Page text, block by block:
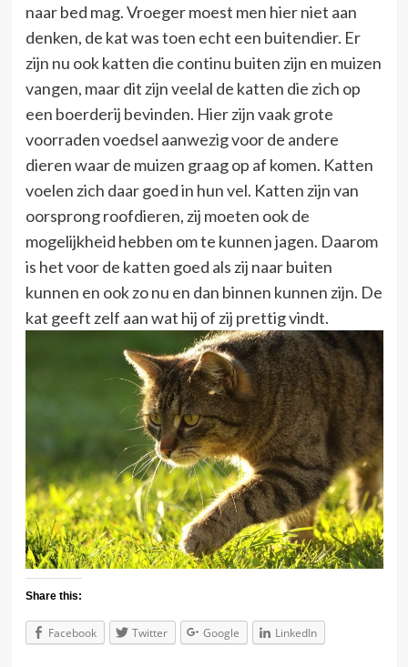
naar bed mag. Vroeger moest men hier niet aan
denken, de kat was toen echt een buitendier. Er
zijn nu ook katten die continu buiten zijn en muizen
vangen, maar dit zijn veelal de katten die zich op
een boerderij bevinden. Hier zijn vaak grote
voorraden voedsel aanwezig voor de andere
dieren waar de muizen graag op af komen. Katten
voelen zich daar goed in hun vel. Katten zijn van
oorsprong roofdieren, zij moeten ook de
mogelijkheid hebben om te kunnen jagen. Daarom
is het voor de katten goed als zij naar buiten
kunnen en ook zo nu en dan binnen kunnen zijn. De
kat geeft zelf aan wat hij of zij prettig vindt.
Share this:
Facebook Twitter Google LinkedIn